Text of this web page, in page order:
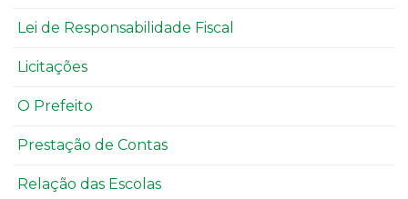
Lei de Responsabilidade Fiscal
Licitações
O Prefeito
Prestação de Contas
Relação das Escolas